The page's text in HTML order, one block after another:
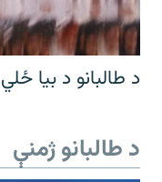
د طالبانو د بیا
د طالبانو ژمنې